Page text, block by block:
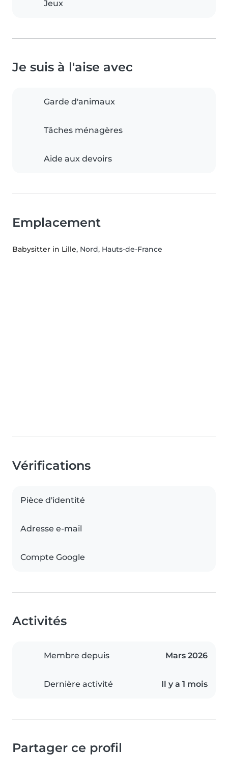
Jeux
Je suis à l'aise avec
Garde d'animaux
Tâches ménagères
Aide aux devoirs
Emplacement
Babysitter in Lille, Nord, Hauts-de-France
Vérifications
Pièce d'identité
Adresse e-mail
Compte Google
Activités
Membre depuis Mars 2026
Dernière activité Il y a 1 mois
Partager ce profil